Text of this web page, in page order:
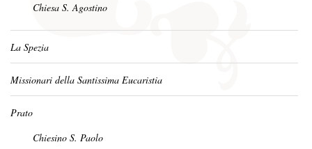
Chiesa S. Agostino
La Spezia
Missionari della Santissima Eucaristia
Prato
Chiesino S. Paolo